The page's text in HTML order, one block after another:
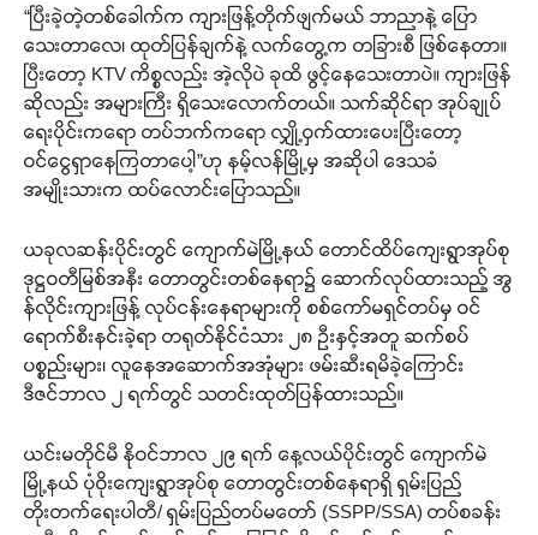
“ပြီးခဲ့တဲ့တစ်ခေါက်က ကျားဖြန့်တိုက်ဖျက်မယ် ဘာညာနဲ့ ပြော
သေးတာလေ၊ ထုတ်ပြန်ချက်နဲ့ လက်တွေ့က တခြားစီ ဖြစ်နေတာ။
ပြီးတော့ KTV ကိစ္စလည်း အဲ့လိုပဲ ခုထိ ဖွင့်နေသေးတာပဲ။ ကျားဖြန်
ဆိုလည်း အများကြီး ရှိသေးလောက်တယ်။ သက်ဆိုင်ရာ အုပ်ချုပ်
ရေးပိုင်းကရော တပ်ဘက်ကရော လျှို့ဝှက်ထားပေးပြီးတော့
ဝင်ငွေရှာနေကြတာပေါ့”ဟု နမ့်လန်မြို့မှ အဆိုပါ ဒေသခံ
အမျိုးသားက ထပ်လောင်းပြောသည်။
ယခုလဆန်းပိုင်းတွင် ကျောက်မဲမြို့နယ် တောင်ထိပ်ကျေးရွာအုပ်စု
ဒုဋ္ဌဝတီမြစ်အနီး တောတွင်းတစ်နေရာ၌ ဆောက်လုပ်ထားသည့် အွ
န်လိုင်းကျားဖြန့် လုပ်ငန်းနေရာများကို စစ်ကော်မရှင်တပ်မှ ဝင်
ရောက်စီးနင်းခဲ့ရာ တရုတ်နိုင်ငံသား ၂၈ ဦးနှင့်အတူ ဆက်စပ်
ပစ္စည်းများ၊ လူနေအဆောက်အအုံများ ဖမ်းဆီးရမိခဲ့ကြောင်း
ဒီဇင်ဘာလ ၂ ရက်တွင် သတင်းထုတ်ပြန်ထားသည်။
ယင်းမတိုင်မီ နိုဝင်ဘာလ ၂၉ ရက် နေ့လယ်ပိုင်းတွင် ကျောက်မဲ
မြို့နယ် ပုံဝိုးကျေးရွာအုပ်စု တောတွင်းတစ်နေရာရှိ ရှမ်းပြည်
တိုးတက်ရေးပါတီ/ ရှမ်းပြည်တပ်မတော် (SSPP/SSA) တပ်စခန်း